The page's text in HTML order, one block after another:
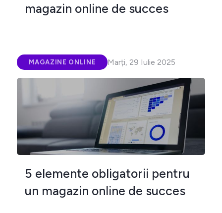
magazin online de succes
MAGAZINE ONLINE Marți, 29 Iulie 2025
5 elemente obligatorii pentru
un magazin online de succes